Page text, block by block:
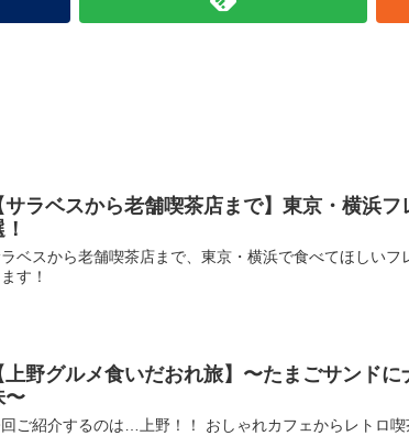
サラベスから老舗喫茶店まで】東京・横浜
ベスから老舗喫茶店まで、東京・横浜で食べてほしい
す！
上野グルメ食いだおれ旅】〜たまごサンド
〜
ご紹介するのは…上野！！ おしゃれカフェからレトロ